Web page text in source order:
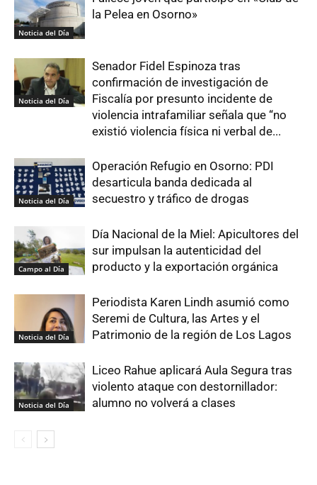
Noticia del Día
la Pelea en Osorno»
Noticia del Día
Senador Fidel Espinoza tras
confirmación de investigación de
Fiscalía por presunto incidente de
violencia intrafamiliar señala que “no
existió violencia física ni verbal de...
Noticia del Día
Operación Refugio en Osorno: PDI
desarticula banda dedicada al
secuestro y tráfico de drogas
Campo al Día
Día Nacional de la Miel: Apicultores del
sur impulsan la autenticidad del
producto y la exportación orgánica
Noticia del Día
Periodista Karen Lindh asumió como
Seremi de Cultura, las Artes y el
Patrimonio de la región de Los Lagos
Noticia del Día
Liceo Rahue aplicará Aula Segura tras
violento ataque con destornillador:
alumno no volverá a clases